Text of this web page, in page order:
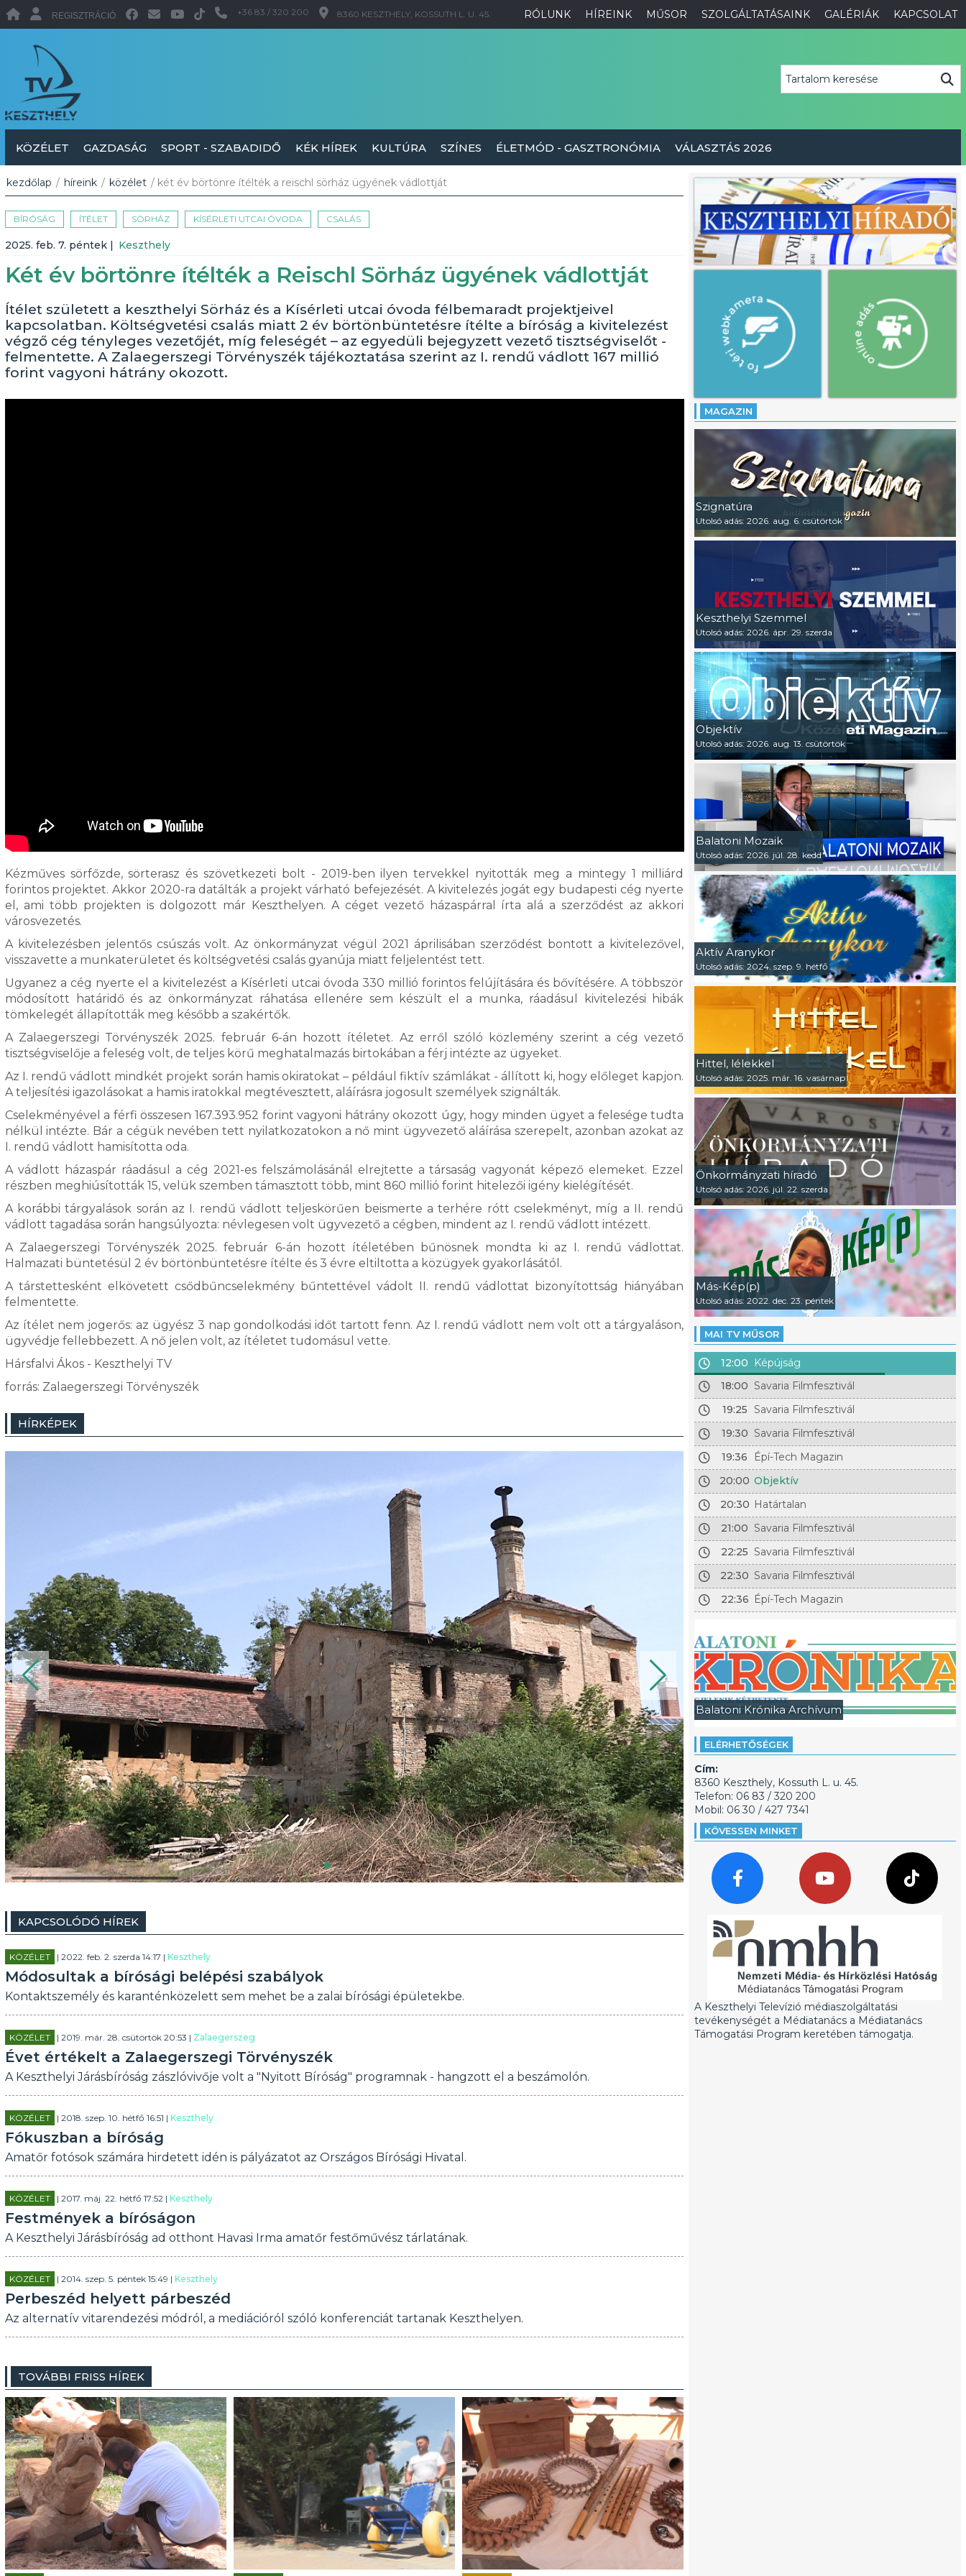
RÓLUNK HÍREINK MŰSOR SZOLGÁLTATÁSAINK GALÉRIÁK KAPCSOLAT
REGISZTRÁCIÓ +36 83 / 320 200 8360 KESZTHELY, KOSSUTH L. U. 45.
KÖZÉLET GAZDASÁG SPORT - SZABADIDŐ KÉK HÍREK KULTÚRA SZÍNES ÉLETMÓD - GASZTRONÓMIA VÁLASZTÁS 2026
kezdőlap / híreink / közélet / két év börtönre ítélték a reischl sörház ügyének vádlottját
BÍRÓSÁG ÍTÉLET SÖRHÁZ KÍSÉRLETI UTCAI ÓVODA CSALÁS
2025. feb. 7. péntek | Keszthely
Két év börtönre ítélték a Reischl Sörház ügyének vádlottját
Ítélet született a keszthelyi Sörház és a Kísérleti utcai óvoda félbemaradt projektjeivel
kapcsolatban. Költségvetési csalás miatt 2 év börtönbüntetésre ítélte a bíróság a kivitelezést
végző cég tényleges vezetőjét, míg feleségét – az egyedüli bejegyzett vezető tisztségviselőt -
felmentette. A Zalaegerszegi Törvényszék tájékoztatása szerint az I. rendű vádlott 167 millió
forint vagyoni hátrány okozott.
Kézműves sörfőzde, sörterasz és szövetkezeti bolt - 2019-ben ilyen tervekkel nyitották meg a mintegy 1 milliárd
forintos projektet. Akkor 2020-ra datálták a projekt várható befejezését. A kivitelezés jogát egy budapesti cég nyerte
el, ami több projekten is dolgozott már Keszthelyen. A céget vezető házaspárral írta alá a szerződést az akkori
városvezetés.
A kivitelezésben jelentős csúszás volt. Az önkormányzat végül 2021 áprilisában szerződést bontott a kivitelezővel,
visszavette a munkaterületet és költségvetési csalás gyanúja miatt feljelentést tett.
Ugyanez a cég nyerte el a kivitelezést a Kísérleti utcai óvoda 330 millió forintos felújítására és bővítésére. A többször
módosított határidő és az önkormányzat ráhatása ellenére sem készült el a munka, ráadásul kivitelezési hibák
tömkelegét állapították meg később a szakértők.
A Zalaegerszegi Törvényszék 2025. február 6-án hozott ítéletet. Az erről szóló közlemény szerint a cég vezető
tisztségviselője a feleség volt, de teljes körű meghatalmazás birtokában a férj intézte az ügyeket.
Az I. rendű vádlott mindkét projekt során hamis okiratokat – például fiktív számlákat - állított ki, hogy előleget kapjon.
A teljesítési igazolásokat a hamis iratokkal megtévesztett, aláírásra jogosult személyek szignálták.
Cselekményével a férfi összesen 167.393.952 forint vagyoni hátrány okozott úgy, hogy minden ügyet a felesége tudta
nélkül intézte. Bár a cégük nevében tett nyilatkozatokon a nő mint ügyvezető aláírása szerepelt, azonban azokat az
I. rendű vádlott hamisította oda.
A vádlott házaspár ráadásul a cég 2021-es felszámolásánál elrejtette a társaság vagyonát képező elemeket. Ezzel
részben meghiúsították 15, velük szemben támasztott több, mint 860 millió forint hitelezői igény kielégítését.
A korábbi tárgyalások során az I. rendű vádlott teljeskörűen beismerte a terhére rótt cselekményt, míg a II. rendű
vádlott tagadása során hangsúlyozta: névlegesen volt ügyvezető a cégben, mindent az I. rendű vádlott intézett.
A Zalaegerszegi Törvényszék 2025. február 6-án hozott ítéletében bűnösnek mondta ki az I. rendű vádlottat.
Halmazati büntetésül 2 év börtönbüntetésre ítélte és 3 évre eltiltotta a közügyek gyakorlásától.
A társtettesként elkövetett csődbűncselekmény bűntettével vádolt II. rendű vádlottat bizonyítottság hiányában
felmentette.
Az ítélet nem jogerős: az ügyész 3 nap gondolkodási időt tartott fenn. Az I. rendű vádlott nem volt ott a tárgyaláson,
ügyvédje fellebbezett. A nő jelen volt, az ítéletet tudomásul vette.
Hársfalvi Ákos - Keszthelyi TV
forrás: Zalaegerszegi Törvényszék
HÍRKÉPEK
KAPCSOLÓDÓ HÍREK
KÖZÉLET | 2022. feb. 2. szerda 14:17 | Keszthely
Módosultak a bírósági belépési szabályok
Kontaktszemély és karanténközelett sem mehet be a zalai bírósági épületekbe.
KÖZÉLET | 2019. már. 28. csütörtök 20:53 | Zalaegerszeg
Évet értékelt a Zalaegerszegi Törvényszék
A Keszthelyi Járásbíróság zászlóvivője volt a "Nyitott Bíróság" programnak - hangzott el a beszámolón.
KÖZÉLET | 2018. szep. 10. hétfő 16:51 | Keszthely
Fókuszban a bíróság
Amatőr fotósok számára hirdetett idén is pályázatot az Országos Bírósági Hivatal.
KÖZÉLET | 2017. máj. 22. hétfő 17:52 | Keszthely
Festmények a bíróságon
A Keszthelyi Járásbíróság ad otthont Havasi Irma amatőr festőművész tárlatának.
KÖZÉLET | 2014. szep. 5. péntek 15:49 | Keszthely
Perbeszéd helyett párbeszéd
Az alternatív vitarendezési módról, a mediációról szóló konferenciát tartanak Keszthelyen.
TOVÁBBI FRISS HÍREK
MAGAZIN
Szignatúra
Utolsó adás: 2026. aug. 6. csütörtök
Keszthelyi Szemmel
Utolsó adás: 2026. ápr. 29. szerda
Objektív
Utolsó adás: 2026. aug. 13. csütörtök
Balatoni Mozaik
Utolsó adás: 2026. júl. 28. kedd
Aktív Aranykor
Utolsó adás: 2024. szep. 9. hétfő
Hittel, lélekkel
Utolsó adás: 2025. már. 16. vasárnap
Önkormányzati híradó
Utolsó adás: 2026. júl. 22. szerda
Más-Kép(p)
Utolsó adás: 2022. dec. 23. péntek
MAI TV MŰSOR
12:00
Képújság
18:00 Savaria Filmfesztivál
19:25 Savaria Filmfesztivál
19:30 Savaria Filmfesztivál
19:36
Épí-Tech Magazin
20:00 Objektív
20:30 Határtalan
21:00 Savaria Filmfesztivál
22:25 Savaria Filmfesztivál
22:30 Savaria Filmfesztivál
22:36 Épí-Tech Magazin
Balatoni Krónika Archívum
ELÉRHETŐSÉGEK
Cím:
8360 Keszthely, Kossuth L. u. 45.
Telefon: 06 83 / 320 200
Mobil: 06 30 / 427 7341
KÖVESSEN MINKET
A Keszthelyi Televízió médiaszolgáltatási
tevékenységét a Médiatanács a Médiatanács
Támogatási Program keretében támogatja.